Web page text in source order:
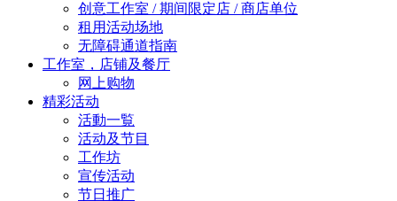
创意工作室 / 期间限定店 / 商店单位
租用活动场地
无障碍通道指南
工作室，店铺及餐厅
网上购物
精彩活动
活動一覧
活动及节目
工作坊
宣传活动
节日推广